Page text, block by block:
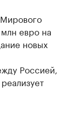
евро на
новых
Россией,